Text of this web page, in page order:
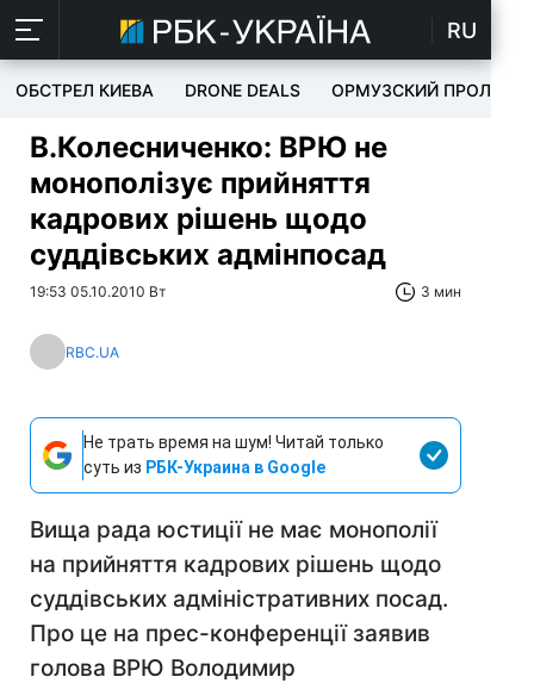
RU
ОБСТРЕЛ КИЕВА DRONE DEALS ОРМУЗСКИЙ ПРОЛИВ
В.Колесниченко: ВРЮ не
монополізує прийняття
кадрових рішень щодо
суддівських адмінпосад
19:53 05.10.2010 Вт 3 мин
RBC.UA
Не трать время на шум! Читай только
суть из РБК-Украина в Google
Вища рада юстиції не має монополії
на прийняття кадрових рішень щодо
суддівських адміністративних посад.
Про це на прес-конференції заявив
голова ВРЮ Володимир